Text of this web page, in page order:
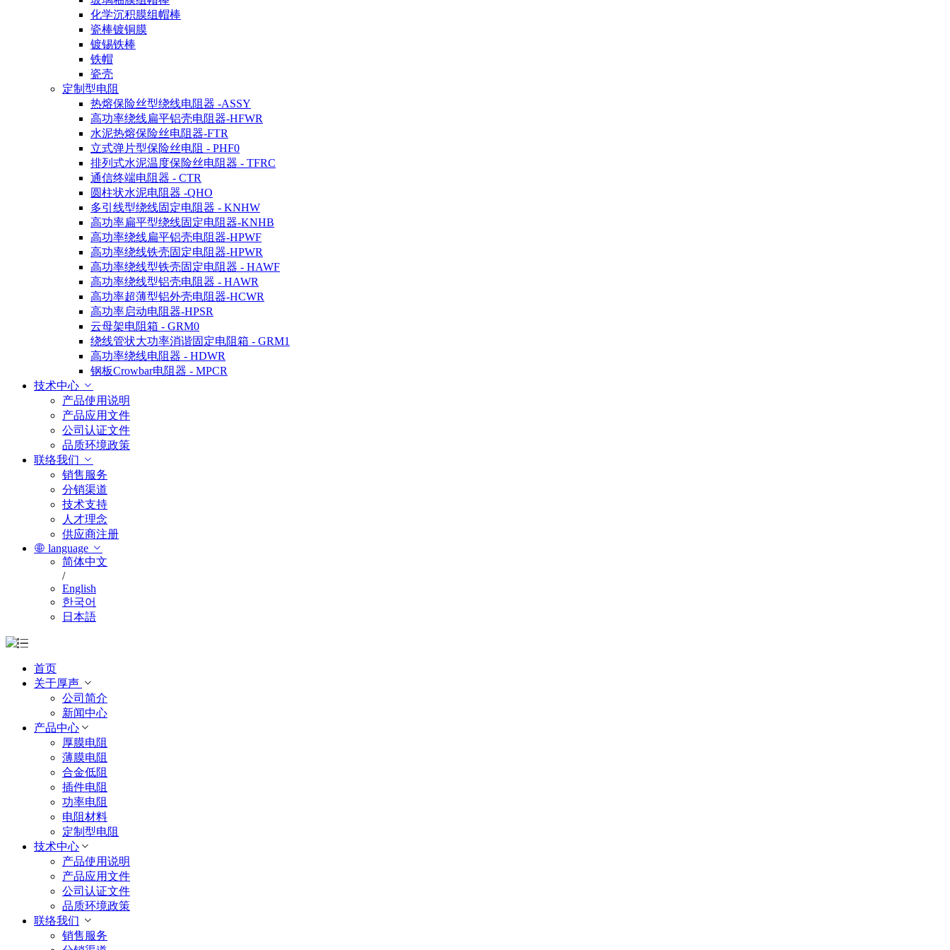
化学沉积膜组帽棒
瓷棒镀铜膜
镀锡铁棒
铁帽
瓷壳
定制型电阻
热熔保险丝型绕线电阻器 -ASSY
高功率绕线扁平铝壳电阻器-HFWR
水泥热熔保险丝电阻器-FTR
立式弹片型保险丝电阻 - PHF0
排列式水泥温度保险丝电阻器 - TFRC
通信终端电阻器 - CTR
圆柱状水泥电阻器 -QHO
多引线型绕线固定电阻器 - KNHW
高功率扁平型绕线固定电阻器-KNHB
高功率绕线扁平铝壳电阻器-HPWF
高功率绕线铁壳固定电阻器-HPWR
高功率绕线型铁壳固定电阻器 - HAWF
高功率绕线型铝壳电阻器 - HAWR
高功率超薄型铝外壳电阻器-HCWR
高功率启动电阻器-HPSR
云母架电阻箱 - GRM0
绕线管状大功率消谐固定电阻箱 - GRM1
高功率绕线电阻器 - HDWR
钢板Crowbar电阻器 - MPCR
技术中心
产品使用说明
产品应用文件
公司认证文件
品质环境政策
联络我们
销售服务
分销渠道
技术支持
人才理念
供应商注册
language
简体中文
/
English
한국어
日本語
首页
关于厚声
公司简介
新闻中心
产品中心
厚膜电阻
薄膜电阻
合金低阻
插件电阻
功率电阻
电阻材料
定制型电阻
技术中心
产品使用说明
产品应用文件
公司认证文件
品质环境政策
联络我们
销售服务